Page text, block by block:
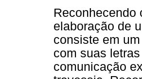
Reconhecendo
elaboração de
consiste em
com suas
comunicação